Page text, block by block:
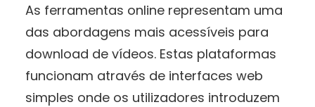
As ferramentas online representam uma
das abordagens mais acessíveis para
download de vídeos. Estas plataformas
funcionam através de interfaces web
simples onde os utilizadores introduzem